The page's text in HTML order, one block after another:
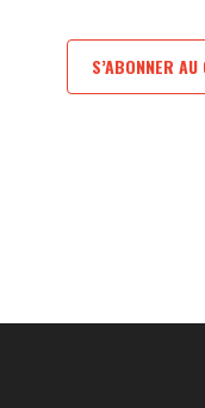
S’ABONNER